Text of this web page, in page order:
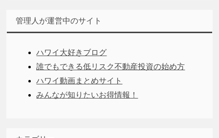
管理人が運営中のサイト
ハワイ大好きブログ
誰でもできる低リスク不動産投資の始め方
ハワイ動画まとめサイト
みんなが知りたいお得情報！